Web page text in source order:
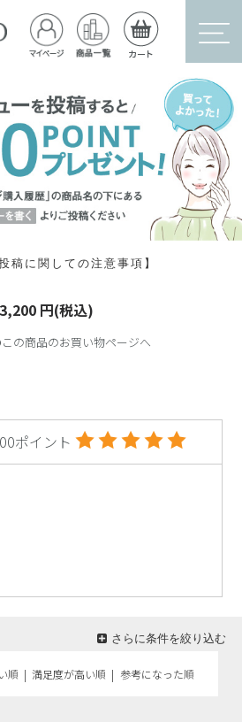
稿に関しての注意事項】
円(税込)
この商品のお買い物ページへ
ポイント
さらに条件を絞り込む
順 | 満足度が高い順 | 参考になった順